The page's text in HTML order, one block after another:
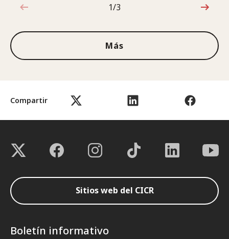
Compartir
1de3
1/3
Más
Sitios web del CICR
Boletín informativo